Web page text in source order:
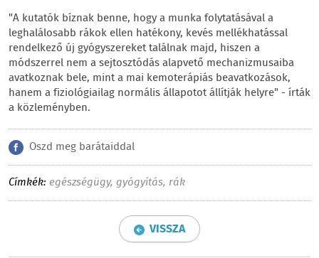
"A kutatók bíznak benne, hogy a munka folytatásával a
leghalálosabb rákok ellen hatékony, kevés mellékhatással
rendelkező új gyógyszereket találnak majd, hiszen a
módszerrel nem a sejtosztódás alapvető mechanizmusaiba
avatkoznak bele, mint a mai kemoterápiás beavatkozások,
hanem a fiziológiailag normális állapotot állítják helyre" - írták
a közleményben.
Oszd meg barátaiddal
Címkék: egészségügy, gyógyítás, rák
VISSZA